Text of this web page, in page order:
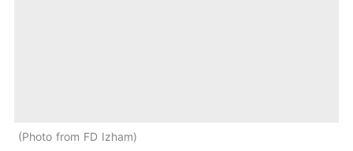
Photo from FD Izham